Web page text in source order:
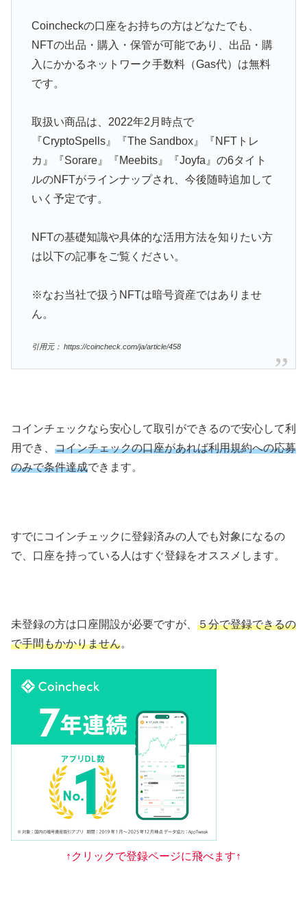
Coincheckの口座をお持ちの方はどなたでも、
NFTの出品・購入・保管が可能であり、出品・購
入にかかるネットワーク手数料（Gas代）は無料
です。
取扱い商品は、2022年2月時点で
『CryptoSpells』『The Sandbox』『NFTトレ
カ』『Sorare』『Meebits』『Joyfa』の6タイト
ルのNFTがラインナップされ、今後随時追加して
いく予定です。
NFTの基礎知識や具体的な活用方法を知りたい方
は以下の記事をご覧ください。
※なお当社で扱うNFTは暗号資産ではありませ
ん。
引用元： https://coincheck.com/ja/article/458
コインチェックなら安心して取引ができるので安心して利
用でき、 コインチェックの口座があれば利用規約への応募
のみで条件達成できます。
すでにコインチェックに登録済みの人でも対象になるの
で、口座を持っている人はすぐ登録をオススメします。
未登録の方は口座開設が必要ですが、 ５分で登録できるの
で手間もかかりません。
↑クリックで登録ページに飛べます↑